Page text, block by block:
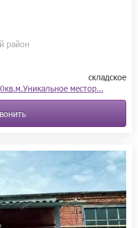
район
складское
местор…